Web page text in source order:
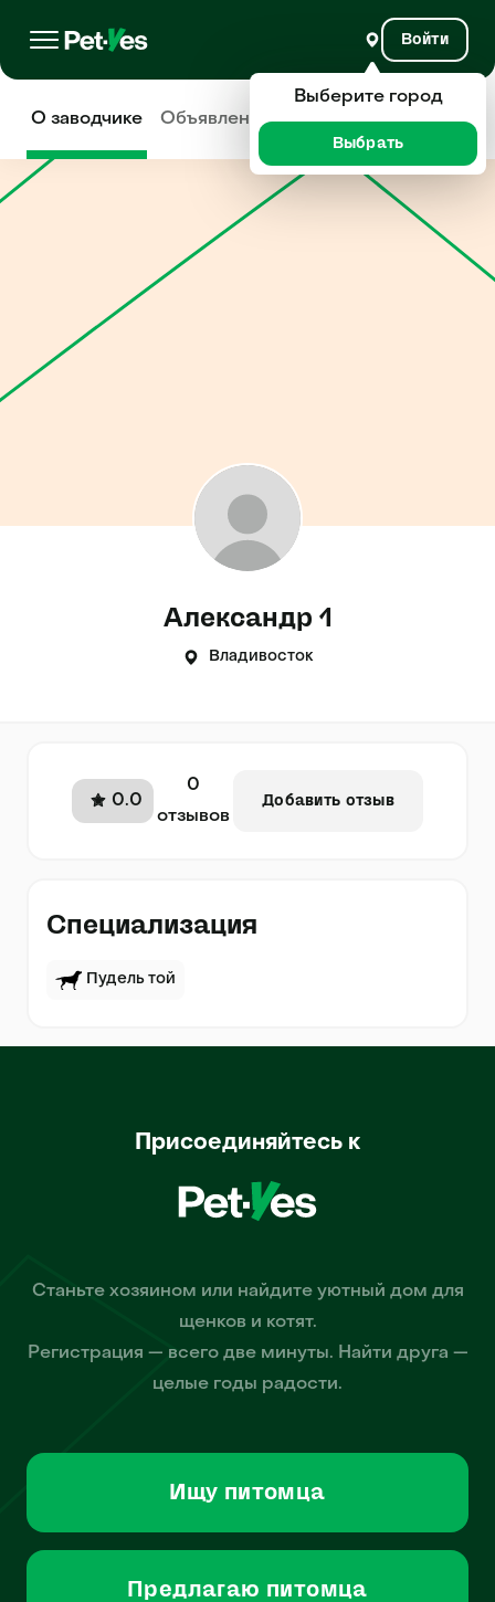
Войти
О заводчике Объявления Отзывы
Александр 1
Владивосток
0.0
0
отзывов
Добавить отзыв
Специализация
Пудель той
Присоединяйтесь к
Станьте хозяином или найдите уютный дом для
щенков и котят.
Регистрация — всего две минуты. Найти друга —
целые годы радости.
Ищу питомца
Предлагаю питомца
Выберите город
Выбрать